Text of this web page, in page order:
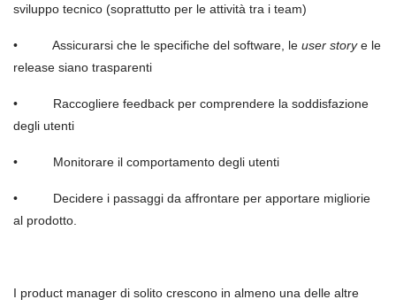
sviluppo tecnico (soprattutto per le attività tra i team)
• Assicurarsi che le specifiche del software, le user storye le
release siano trasparenti
• Raccogliere feedback per comprendere la soddisfazione
degli utenti
• Monitorare il comportamento degli utenti
• Decidere i passaggi da affrontare per apportare migliorie
al prodotto.
I product manager di solito crescono in almeno una delle altre